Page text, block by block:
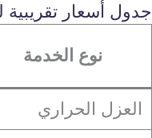
جدول أسعار
نوع الخدمة
العزل الحراري